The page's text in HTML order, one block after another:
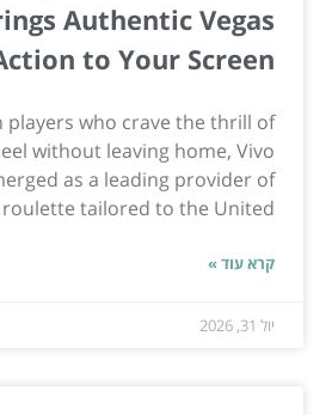
Authentic Vegas
to Your Screen
players who crave the thrill of
without leaving home, Vivo
as a leading provider of
tailored to the United...
קרא עוד »
יול 31, 2026